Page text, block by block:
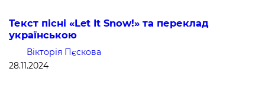
Текст пісні «Let It Snow!» та переклад
українською
Вікторія Пєскова
28.11.2024